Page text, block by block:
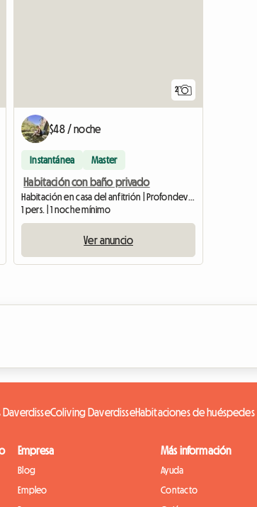
2
$48 / noche
Instantánea Master
Habitación con baño privado
Habitación en casa del anfitrión | Profondeville (5170) | 15 M2
1 pers. | 1 noche mínimo
Ver anuncio
Coliving DaverdisseHabitaciones de huéspedes
Empresa
Blog
Empleo
Más información
Ayuda
Contacto